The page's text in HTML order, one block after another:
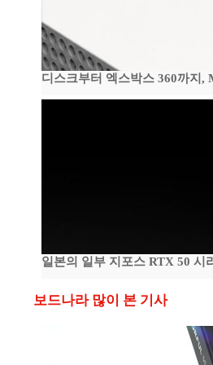
디스크부터 엑스박스 360까지,
일본의 일부 지포스 RTX 50 시
보드나라 많이 본 기사